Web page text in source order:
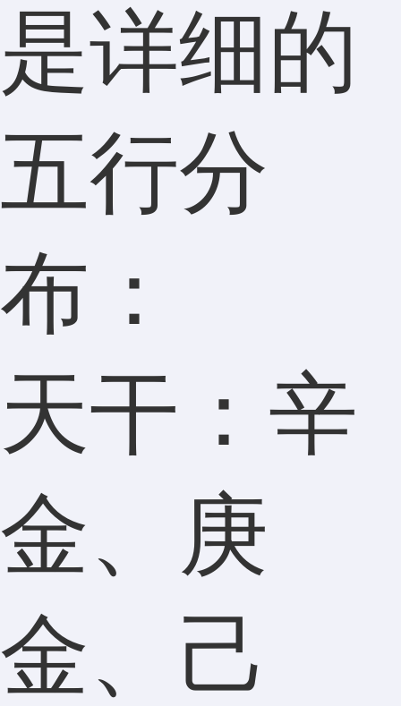
是详细的
五行分
布：
天干：辛
金、庚
金、己